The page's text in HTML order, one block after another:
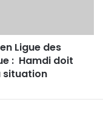
Ligue des
: Hamdi doit
situation